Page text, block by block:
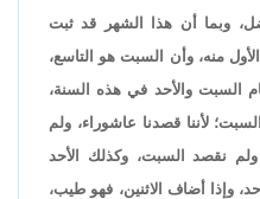
وبما أن هذا الشهر قد ثبت
منه، وأن السبت هو التاسع،
السبت والأحد في هذه السنة،
لأننا قصدنا عاشوراء، ولم
نقصد السبت، وكذلك الأحد
وإذا أضاف الاثنين، فهو طيب،